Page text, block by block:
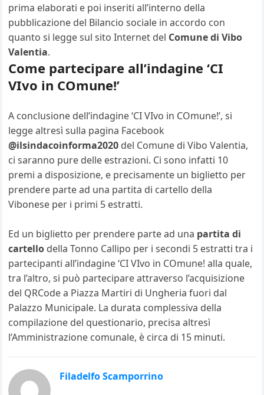
prima elaborati e poi inseriti all’interno della
pubblicazione del Bilancio sociale in accordo con
quanto si legge sul sito Internet del Comune di Vibo
Valentia.
Come partecipare all’indagine ‘CI
VIvo in COmune!’
A conclusione dell’indagine ‘CI VIvo in COmune!’, si
legge altresì sulla pagina Facebook
@ilsindacoinforma2020 del Comune di Vibo Valentia,
ci saranno pure delle estrazioni. Ci sono infatti 10
premi a disposizione, e precisamente un biglietto per
prendere parte ad una partita di cartello della
Vibonese per i primi 5 estratti.
Ed un biglietto per prendere parte ad una partita di
cartello della Tonno Callipo per i secondi 5 estratti tra i
partecipanti all’indagine ‘CI VIvo in COmune! alla quale,
tra l’altro, si può partecipare attraverso l’acquisizione
del QRCode a Piazza Martiri di Ungheria fuori dal
Palazzo Municipale. La durata complessiva della
compilazione del questionario, precisa altresì
l’Amministrazione comunale, è circa di 15 minuti.
Filadelfo Scamporrino